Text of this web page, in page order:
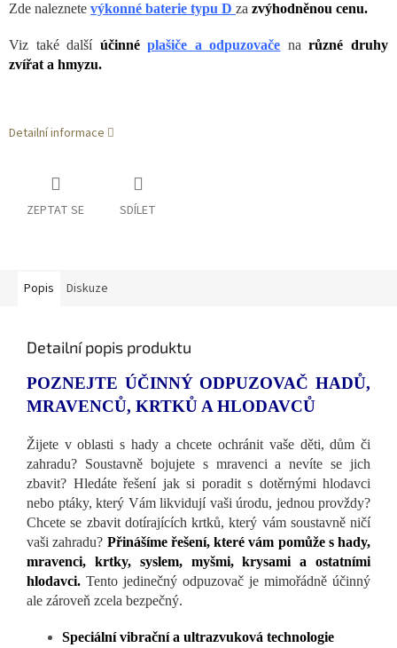
Zde naleznete výkonné baterie typu D za zvýhodněnou cenu.
Viz také další účinné plašiče a odpuzovače narůzné druhy
zvířat a hmyzu.
Detailní informace
ZEPTAT SE SDÍLET
Popis Diskuze
Detailní popis produktu
POZNEJTE ÚČINNÝ ODPUZOVAČ HADŮ,
MRAVENCŮ, KRTKŮ A HLODAVCŮ
Žijete v oblasti s hady a chcete ochránit vaše děti, dům či
zahradu? Soustavně bojujete s mravenci a nevíte se jich
zbavit? Hledáte řešení jak si poradit s dotěrnými hlodavci
nebo ptáky, který Vám likvidují vaši úrodu, jednou provždy?
Chcete se zbavit dotírajících krtků, který vám soustavně ničí
vaši zahradu? Přinášíme řešení, které vám pomůže s hady,
mravenci, krtky, syslem, myšmi, krysami a ostatními
hlodavci. Tento jedinečný odpuzovač je mimořádně účinný
ale zároveň zcela bezpečný.
Speciální vibrační a ultrazvuková technologie